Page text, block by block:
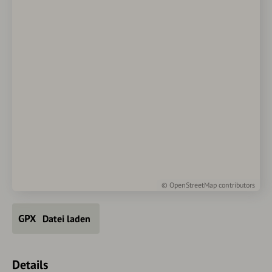
© OpenStreetMap contributors
Datei laden
Details